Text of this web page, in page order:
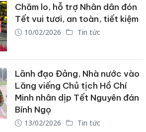
Chăm lo, hỗ trợ Nhân dân đón
Tết vui tươi, an toàn, tiết kiệm
10/02/2026 Tin tức
Lãnh đạo Đảng, Nhà nước vào
Lăng viếng Chủ tịch Hồ Chí
Minh nhân dịp Tết Nguyên đán
Bính Ngọ
13/02/2026 Tin tức